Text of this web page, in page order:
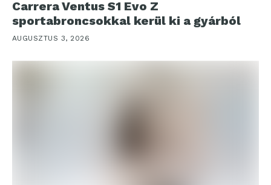
Carrera Ventus S1 Evo Z
sportabroncsokkal kerül ki a gyárból
AUGUSZTUS 3, 2026